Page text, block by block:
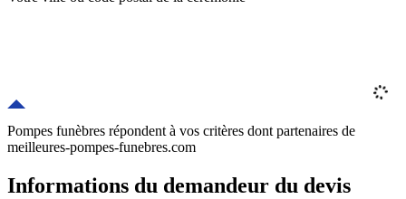
Pompes funèbres répondent à vos critères dont partenaires de
meilleures-pompes-funebres.com
Informations du demandeur du devis